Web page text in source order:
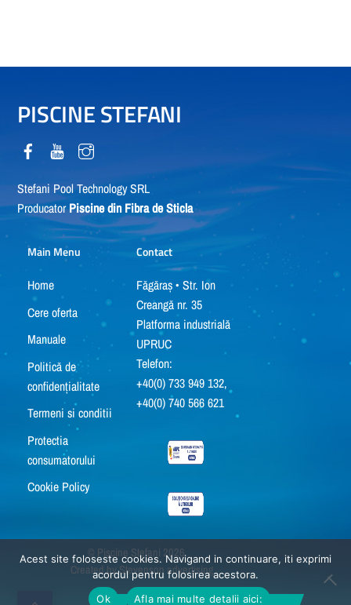
PISCINE STEFANI
Stefani Pool Technology SRL
ProducatorPiscine din Fibra de Sticla
Main Menu
Home
Cere oferta
Manuale
Politică de
confidențialitate
Termeni si conditii
Protectia
consumatorului
Cookie Policy
Contact
Făgăraș • Str. Ion
Creangă nr. 35
Platforma industrială
UPRUC
Telefon:
+40(0) 733 949 132,
+40(0) 740 566 621
© Piscine Stefani 2026
Created byStevenson advertising
Acest site foloseste cookies. Navigand in continuare, iti exprimi
acordul pentru folosirea acestora.
Ok
Afla mai multe detalii aici: